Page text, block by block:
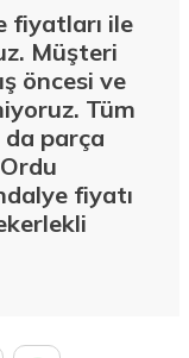
fiyatları ile
Müşteri
öncesi ve
Tüm
da parça
fiyatı